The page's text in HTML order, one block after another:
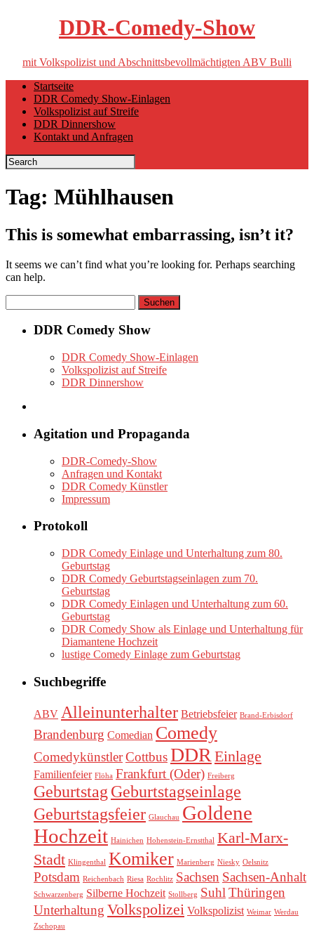
DDR-Comedy-Show
mit Volkspolizist und Abschnittsbevollmächtigten ABV Bulli
Skip
content
Startseite
DDR Comedy Show-Einlagen
Volkspolizist auf Streife
DDR Dinnershow
Kontakt und Anfragen
Tag: Mühlhausen
This is somewhat embarrassing, isn’t it?
It seems we can’t find what you’re looking for. Perhaps searching
can help.
nach:
DDR Comedy Show
DDR Comedy Show-Einlagen
Volkspolizist auf Streife
DDR Dinnershow
Agitation und Propaganda
DDR-Comedy-Show
Anfragen und Kontakt
DDR Comedy Künstler
Impressum
Protokoll
DDR Comedy Einlage und Unterhaltung zum 80.
Geburtstag
DDR Comedy Geburtstagseinlagen zum 70.
Geburtstag
DDR Comedy Einlagen und Unterhaltung zum 60.
Geburtstag
DDR Comedy Show als Einlage und Unterhaltung für
Diamantene Hochzeit
lustige Comedy Einlage zum Geburtstag
Suchbegriffe
ABV Alleinunterhalter Betriebsfeier Brand-Erbisdorf
Brandenburg Comedian Comedy
ComedykünstlerCottbusDDREinlage
Familienfeier Flöha Frankfurt (Oder) Freiberg
GeburtstagGeburtstagseinlage
Geburtstagsfeier Glauchau Goldene
Hochzeit Hainichen Hohenstein-Ernstthal Karl-Marx-
Stadt Klingenthal Komiker Marienberg Niesky Oelsnitz
Potsdam Reichenbach Riesa Rochlitz Sachsen Sachsen-Anhalt
Schwarzenberg Silberne Hochzeit Stollberg SuhlThüringen
Unterhaltung Volkspolizei Volkspolizist Weimar Werdau
Zschopau